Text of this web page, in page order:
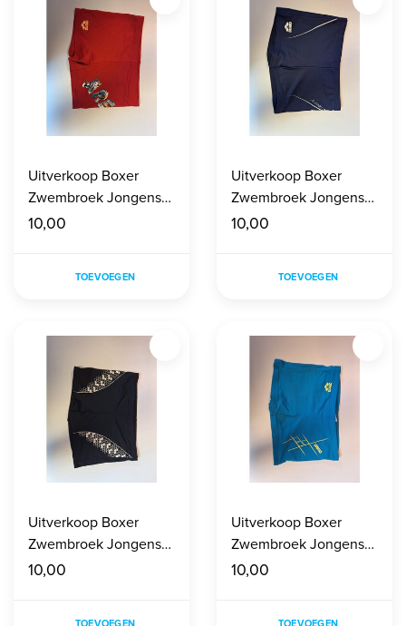
Uitverkoop Boxer
Zwembroek Jongens
maat 140
10,00
TOEVOEGEN
Uitverkoop Boxer
Zwembroek Jongens
maat 140
10,00
TOEVOEGEN
Uitverkoop Boxer
Zwembroek Jongens
maat 140
10,00
Uitverkoop Boxer
Zwembroek Jongens
maat 140
10,00